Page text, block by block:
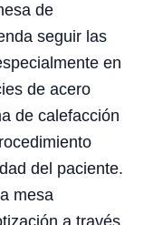
de
seguir las
en
de acero
de calefacción
del paciente.
mesa